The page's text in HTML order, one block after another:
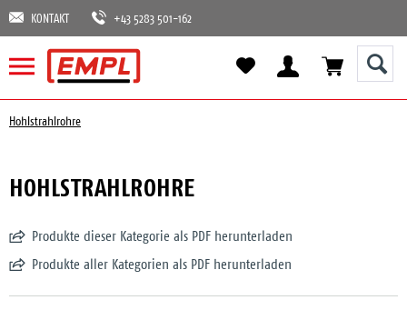
KONTAKT +43 5283 501-162
Hohlstrahlrohre
HOHLSTRAHLROHRE
Produkte dieser Kategorie als PDF herunterladen
Produkte aller Kategorien als PDF herunterladen